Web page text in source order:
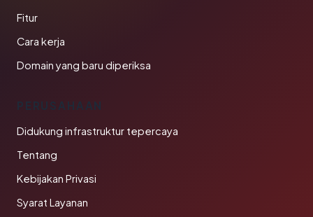
Fitur
Cara kerja
Domain yang baru diperiksa
PERUSAHAAN
Didukung infrastruktur tepercaya
Tentang
Kebijakan Privasi
Syarat Layanan